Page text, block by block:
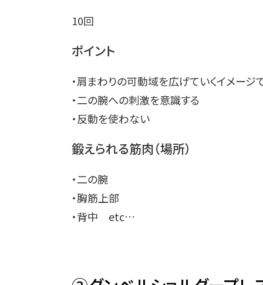
10回
ポイント
・肩まわりの可動域を広げていくイメージ
・二の腕への刺激を意識する
・反動を使わない
鍛えられる筋肉（場所）
・二の腕
・胸筋上部
・背中 etc…